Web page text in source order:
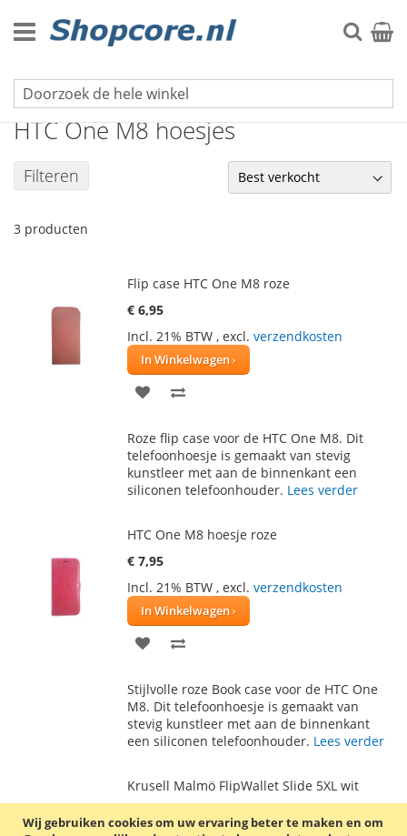
Wij gebruiken cookies om uw ervaring beter te maken en om
naar
de
Zoek
HTC hoesjes
HTC One M8 hoesjes
Filteren
3 producten
Flip case HTC One M8 roze
€ 6,95
Incl. 21% BTW , excl. verzendkosten
In Winkelwagen
VOEG
AAN
VERLANGLIJST
TE
VERGELIJKEN
Roze flip case voor de HTC One M8. Dit
telefoonhoesje is gemaakt van stevig
kunstleer met aan de binnenkant een
siliconen telefoonhouder. Lees verder
HTC One M8 hoesje roze
€ 7,95
Incl. 21% BTW , excl. verzendkosten
In Winkelwagen
VOEG
AAN
VERLANGLIJST
TE
VERGELIJKEN
Stijlvolle roze Book case voor de HTC One
M8. Dit telefoonhoesje is gemaakt van
stevig kunstleer met aan de binnenkant
een siliconen telefoonhouder. Lees verder
Krusell Malmö FlipWallet Slide 5XL wit